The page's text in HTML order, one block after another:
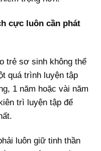
cực luôn cần phát
trẻ sơ sinh không thể
quá trình luyện tập
1 năm hoặc vài năm
trì luyện tập để
luôn giữ tinh thần